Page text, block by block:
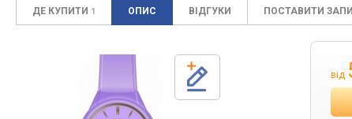
ДЕ КУПИТИ 1 ОПИС ВІДГУКИ ПОСТАВИТИ
від